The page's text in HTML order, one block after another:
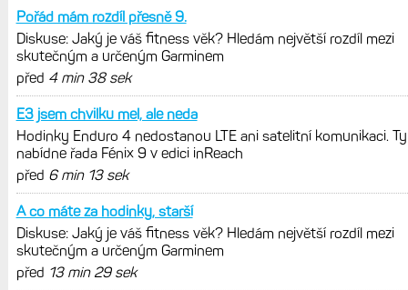
Pořád mám rozdíl přesně 9.
Diskuse: Jaký je váš fitness věk? Hledám největší rozdíl mezi
skutečným a určeným Garminem
před 4 min 38 sek
E3 jsem chvilku mel, ale neda
Hodinky Enduro 4 nedostanou LTE ani satelitní komunikaci. Ty
nabídne řada Fénix 9 v edici inReach
před 6 min 13 sek
A co máte za hodinky, starší
Diskuse: Jaký je váš fitness věk? Hledám největší rozdíl mezi
skutečným a určeným Garminem
před 13 min 29 sek